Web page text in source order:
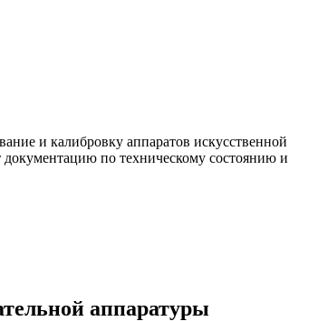
и калибровку аппаратов искусственной
по техническому состоянию и
аппаратуры